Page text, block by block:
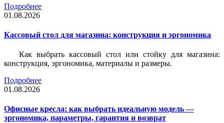
Подробнее
01.08.2026
Кассовый стол для магазина: конструкция и эргономика
Как выбрать кассовый стол или стойку для магазина:
конструкция, эргономика, материалы и размеры.
Подробнее
01.08.2026
Офисные кресла: как выбрать идеальную модель —
эргономика, параметры, гарантия и возврат